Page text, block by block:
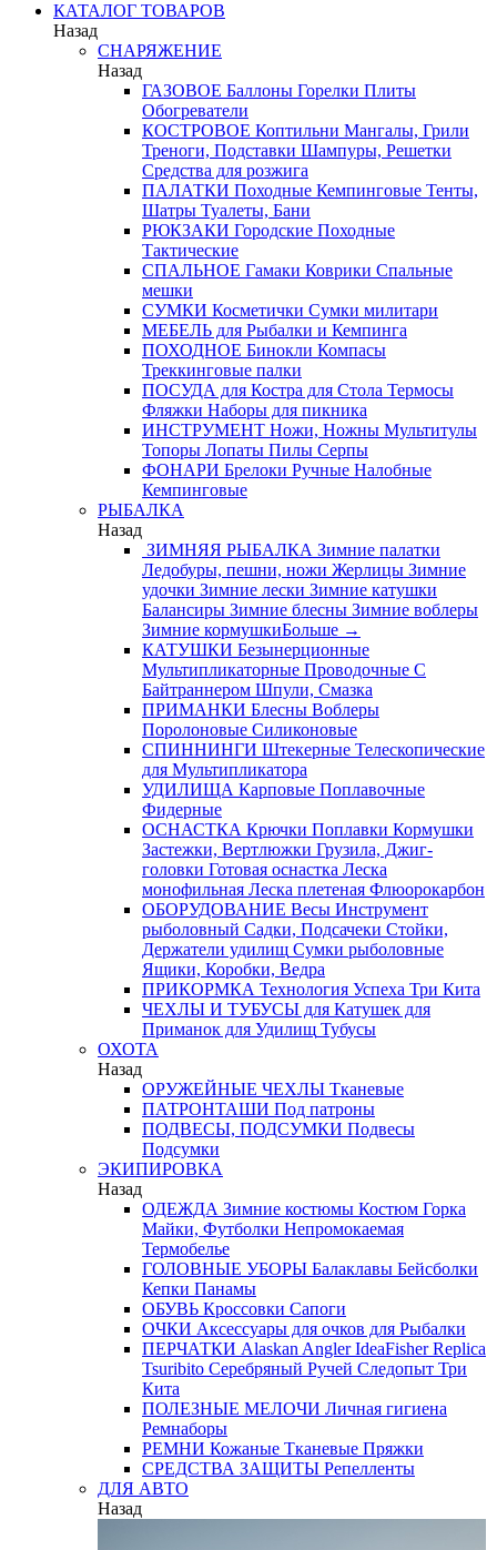
КАТАЛОГ ТОВАРОВ
Назад
СНАРЯЖЕНИЕ
Назад
ГАЗОВОЕ Баллоны Горелки Плиты
Обогреватели
КОСТРОВОЕ Коптильни Мангалы, Грили
Треноги, Подставки Шампуры, Решетки
Средства для розжига
ПАЛАТКИ Походные Кемпинговые Тенты,
Шатры Туалеты, Бани
РЮКЗАКИ Городские Походные
Тактические
СПАЛЬНОЕ Гамаки Коврики Спальные
мешки
СУМКИ Косметички Сумки милитари
МЕБЕЛЬ для Рыбалки и Кемпинга
ПОХОДНОЕ Бинокли Компасы
Треккинговые палки
ПОСУДА для Костра для Стола Термосы
Фляжки Наборы для пикника
ИНСТРУМЕНТ Ножи, Ножны Мультитулы
Топоры Лопаты Пилы Серпы
ФОНАРИ Брелоки Ручные Налобные
Кемпинговые
РЫБАЛКА
Назад
ЗИМНЯЯ РЫБАЛКА Зимние палатки
Ледобуры, пешни, ножи Жерлицы Зимние
удочки Зимние лески Зимние катушки
Балансиры Зимние блесны Зимние воблеры
Зимние кормушкиБольше →
КАТУШКИ Безынерционные
Мультипликаторные Проводочные С
Байтраннером Шпули, Смазка
ПРИМАНКИ Блесны Воблеры
Поролоновые Силиконовые
СПИННИНГИ Штекерные Телескопические
для Мультипликатора
УДИЛИЩА Карповые Поплавочные
Фидерные
ОСНАСТКА Крючки Поплавки Кормушки
Застежки, Вертлюжки Грузила, Джиг-
головки Готовая оснастка Леска
монофильная Леска плетеная Флюорокарбон
ОБОРУДОВАНИЕ Весы Инструмент
рыболовный Садки, Подсачеки Стойки,
Держатели удилищ Сумки рыболовные
Ящики, Коробки, Ведра
ПРИКОРМКА Технология Успеха Три Кита
ЧЕХЛЫ И ТУБУСЫ для Катушек для
Приманок для Удилищ Тубусы
ОХОТА
Назад
ОРУЖЕЙНЫЕ ЧЕХЛЫ Тканевые
ПАТРОНТАШИ Под патроны
ПОДВЕСЫ, ПОДСУМКИ Подвесы
Подсумки
ЭКИПИРОВКА
Назад
ОДЕЖДА Зимние костюмы Костюм Горка
Майки, Футболки Непромокаемая
Термобелье
ГОЛОВНЫЕ УБОРЫ Балаклавы Бейсболки
Кепки Панамы
ОБУВЬ Кроссовки Сапоги
ОЧКИ Аксессуары для очков для Рыбалки
ПЕРЧАТКИ Alaskan AnglerIdeaFisherReplica
Tsuribito Серебряный Ручей Следопыт Три
Кита
ПОЛЕЗНЫЕ МЕЛОЧИ Личная гигиена
Ремнаборы
РЕМНИ Кожаные Тканевые Пряжки
СРЕДСТВА ЗАЩИТЫ Репелленты
ДЛЯ АВТО
Назад